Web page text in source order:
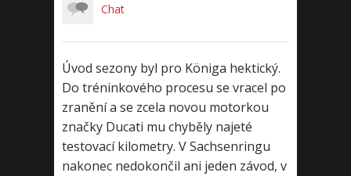
Chat
Úvod sezony byl pro Königa hektický.
Do tréninkového procesu se vracel po
zranění a se zcela novou motorkou
značky Ducati mu chyběly najeté
testovací kilometry. V Sachsenringu
nakonec nedokončil ani jeden závod, v